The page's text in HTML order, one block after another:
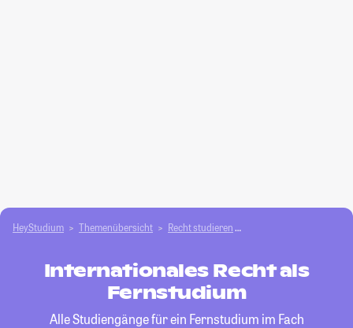
HeyStudium Themenübersicht Recht studieren
Internationales Recht als
Fernstudium
Alle Studiengänge für ein Fernstudium im Fach